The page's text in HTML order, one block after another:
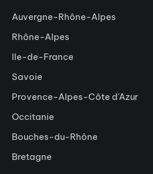
Auvergne-Rhône-Alpes
Rhône-Alpes
Ile-de-France
Savoie
Provence-Alpes-Côte d'Azur
Occitanie
Bouches-du-Rhône
Bretagne